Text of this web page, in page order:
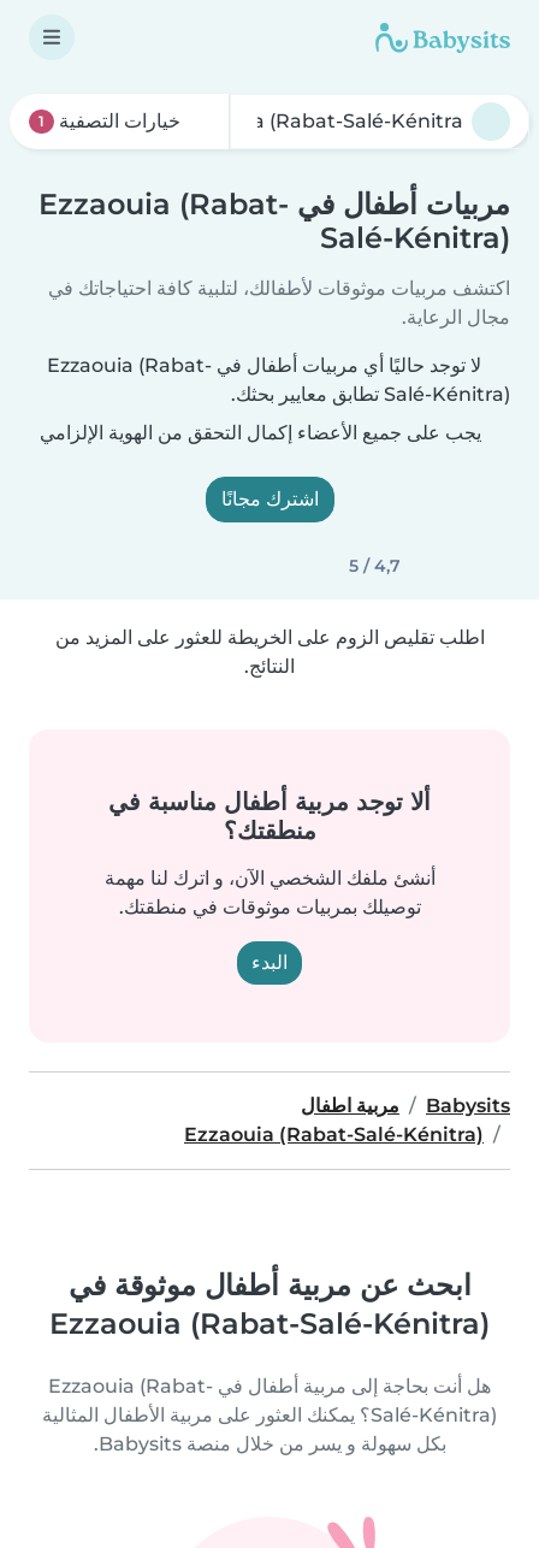
خيارات التصفية 1
مربيات أطفال في Ezzaouia (Rabat-
Salé-Kénitra)
اكتشف مربيات موثوقات لأطفالك، لتلبية كافة احتياجاتك في
مجال الرعاية.
لا توجد حاليًا أي مربيات أطفال في Ezzaouia (Rabat-
Salé-Kénitra) تطابق معايير بحثك.
يجب على جميع الأعضاء إكمال التحقق من الهوية الإلزامي
اشترك مجانًا
4,7 / 5
اطلب تقليص الزوم على الخريطة للعثور على المزيد من
النتائج.
ألا توجد مربية أطفال مناسبة في
منطقتك؟
أنشئ ملفك الشخصي الآن، و اترك لنا مهمة
توصيلك بمربيات موثوقات في منطقتك.
البدء
Babysits
مربية اطفال
Ezzaouia (Rabat-Salé-Kénitra)
ابحث عن مربية أطفال موثوقة في
Ezzaouia (Rabat-Salé-Kénitra)
هل أنت بحاجة إلى مربية أطفال في Ezzaouia (Rabat-
Salé-Kénitra)؟ يمكنك العثور على مربية الأطفال المثالية
بكل سهولة و يسر من خلال منصة Babysits.